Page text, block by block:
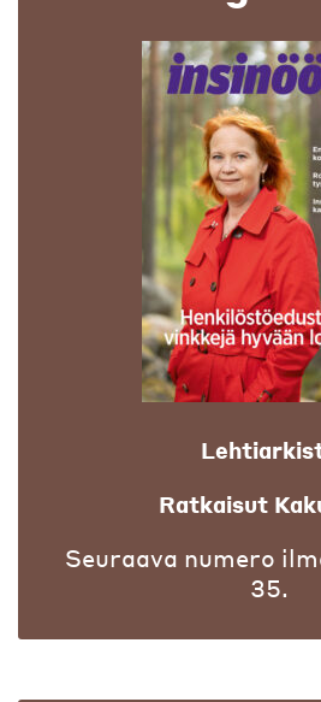
Ratkaisut
Seuraava numero
35.